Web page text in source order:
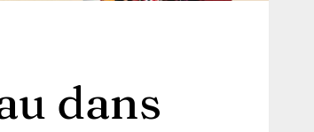
dans